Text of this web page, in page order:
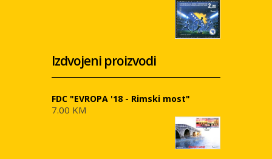
Izdvojeni proizvodi
FDC "EVROPA '18 - Rimski most"
7.00 KM